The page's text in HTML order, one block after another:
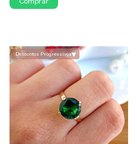
Descontos Progressivos▾